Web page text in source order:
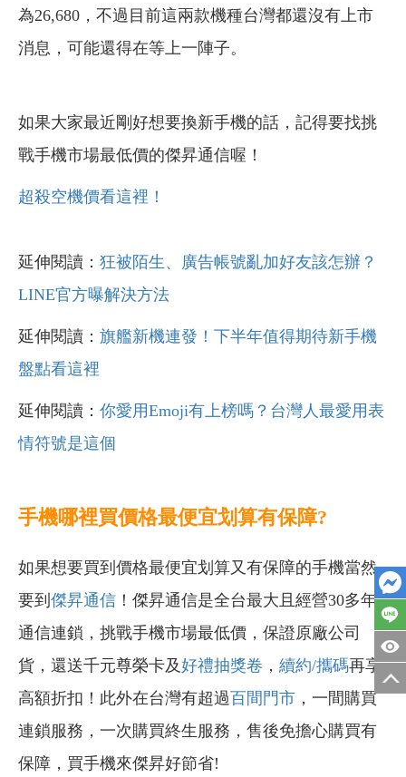
為26,680，不過目前這兩款機種台灣都還沒有上市
消息，可能還得在等上一陣子。
如果大家最近剛好想要換新手機的話，記得要找挑
戰手機市場最低價的傑昇通信喔！
超殺空機價看這裡！
延伸閱讀： 狂被陌生、廣告帳號亂加好友該怎辦？
LINE官方曝解決方法
延伸閱讀： 旗艦新機連發！下半年值得期待新手機
盤點看這裡
延伸閱讀： 你愛用Emoji有上榜嗎？台灣人最愛用表
情符號是這個
手機哪裡買價格最便宜划算有保障?
如果想要買到價格最便宜划算又有保障的手機當然
要到 傑昇通信 ！傑昇通信是全台最大且經營30多年
通信連鎖，挑戰手機市場最低價，保證原廠公司
貨，還送千元尊榮卡及好禮抽獎卷 ， 續約/攜碼再享
高額折扣！此外在台灣有超過百間門市 ，一間購買
連鎖服務，一次購買終生服務，售後免擔心購買有
保障，買手機來傑昇好節省!